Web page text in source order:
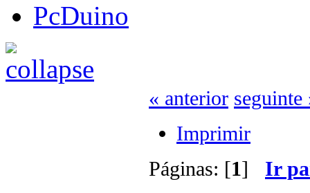
PcDuino
« anterior seguinte
Imprimir
Páginas: [1] Ir